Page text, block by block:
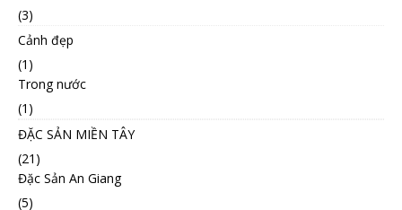
(3)
Cảnh đẹp
(1)
Trong nước
(1)
ĐẶC SẢN MIỀN TÂY
(21)
Đặc Sản An Giang
(5)